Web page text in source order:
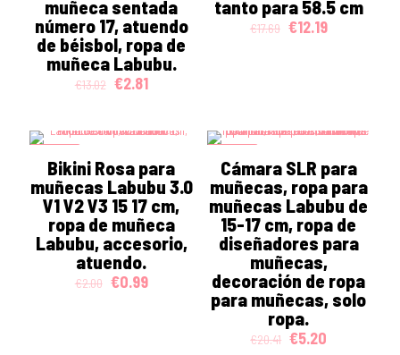
muñeca sentada
número 17, atuendo
de béisbol, ropa de
muñeca Labubu.
€13.02 Original
€13.02.
€2.81Current
€2.81.
tanto para 58.5 cm
€17.69 Original
€12.19Current
Bikini Rosa para
muñecas Labubu 3.0
V1 V2 V3 15 17 cm,
ropa de muñeca
Labubu, accesorio,
atuendo.
€2.00 Original
€0.99Current
Cámara SLR para
muñecas, ropa para
muñecas Labubu de
15-17 cm, ropa de
diseñadores para
muñecas,
decoración de ropa
para muñecas, solo
ropa.
€20.41 Original
€5.20